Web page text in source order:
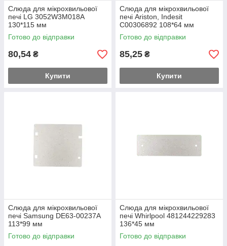
Слюда для мікрохвильової
печі LG 3052W3M018A
130*115 мм
Готово до відправки
80,54 ₴
Купити
Слюда для мікрохвильової
печі Ariston, Indesit
C00306892 108*64 мм
Готово до відправки
85,25 ₴
Купити
Слюда для мікрохвильової
печі Samsung DE63-00237A
113*99 мм
Готово до відправки
Слюда для мікрохвильової
печі Whirlpool 481244229283
136*45 мм
Готово до відправки